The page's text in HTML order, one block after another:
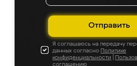
Отправить
Я соглашаюсь на передачу
данных согласно Политике
конфиденциальности
соглашению